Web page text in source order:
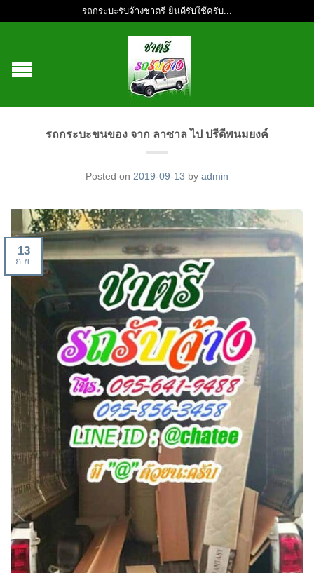
รถกระบะรับจ้างชาตรี ยินดีรับใช้ครับ...
รถกระบะขนของ จาก ลาซาล ไป ปรีดีพนมยงค์
Posted on 2019-09-13 by admin
13
ก.ย.